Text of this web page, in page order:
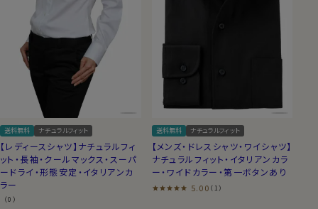
送料無料 ナチュラルフィット
【レディースシャツ】ナチュラルフィ
ット・長袖・クールマックス・スーパ
ードライ・形態安定・イタリアンカ
ラー
（0）
送料無料 ナチュラルフィット
【メンズ・ドレスシャツ・ワイシャツ】
ナチュラルフィット・イタリアンカラ
ー・ワイドカラー・第一ボタンあり
5.00 （1）